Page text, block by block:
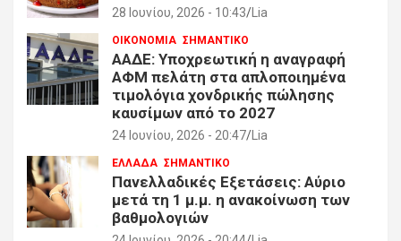
28 Ιουνίου, 2026 - 10:43 Lia
ΟΙΚΟΝΟΜΙΑ ΣΗΜΑΝΤΙΚΟ
ΑΑΔΕ: Υποχρεωτική η αναγραφή
ΑΦΜ πελάτη στα απλοποιημένα
τιμολόγια χονδρικής πώλησης
καυσίμων από το 2027
24 Ιουνίου, 2026 - 20:47 Lia
ΕΛΛΑΔΑ ΣΗΜΑΝΤΙΚΟ
Πανελλαδικές Εξετάσεις: Αύριο
μετά τη 1 μ.μ. η ανακοίνωση των
βαθμολογιών